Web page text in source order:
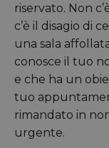
riservato. Non
c’è il disagio di
una sala
conosce il tuo
e che ha un
tuo
rimandato in
urgente.